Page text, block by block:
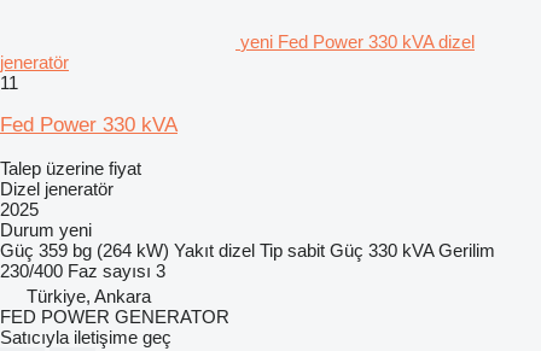
yeni Fed Power 330 kVA dizel
jeneratör
11
Fed Power 330 kVA
Talep üzerine fiyat
Dizel jeneratör
2025
Durum yeni
Güç 359 bg (264 kW) Yakıt dizel Tip sabit Güç 330 kVA Gerilim
230/400 Faz sayısı 3
Türkiye, Ankara
FED POWER GENERATOR
Satıcıyla iletişime geç